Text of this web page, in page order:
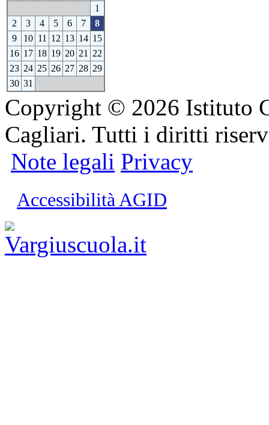
1
2
3 4 5 6 7
8
9
10 11 12 13 14 15
16 17 18 19 20 21
22
23 24 25 26 27 28 29
30 31
Copyright © 2026 Istituto
Cagliari. Tutti i diritti
Note legali Privacy
Accessibilità AGID